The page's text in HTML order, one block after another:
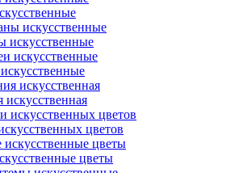
искусственные
цветов
цветы